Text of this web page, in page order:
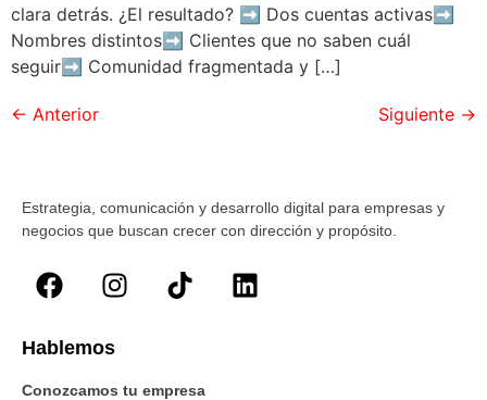
clara detrás. ¿El resultado? ➡️ Dos cuentas activas➡️
Nombres distintos➡️ Clientes que no saben cuál
seguir➡️ Comunidad fragmentada y […]
← Anterior Siguiente →
Estrategia, comunicación y desarrollo digital para empresas y
negocios que buscan crecer con dirección y propósito.
Hablemos
Conozcamos tu empresa